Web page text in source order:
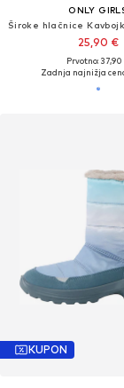
ONLY
Široke hlačnice
25,90 €
Prvotno: 37,90
Zadnja najnižja
KUPON